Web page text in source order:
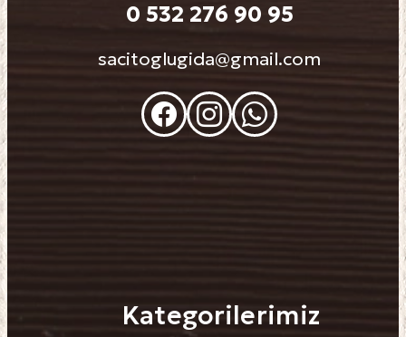
0 532 276 90 95
sacitoglugida@gmail.com
Kategorilerimiz